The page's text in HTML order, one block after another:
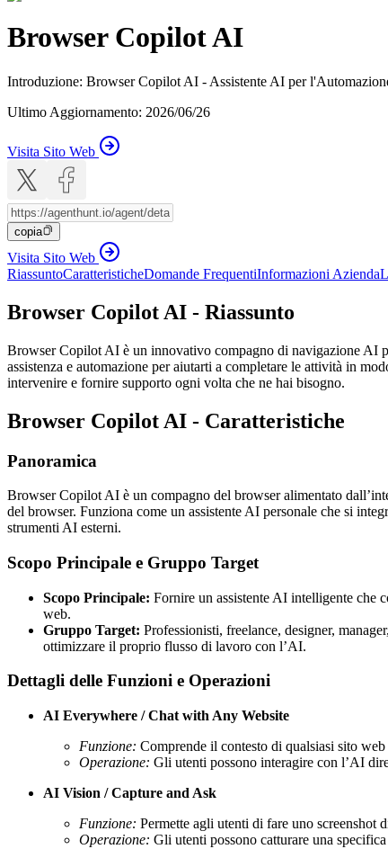
Browser Copilot AI
Introduzione: Browser Copilot AI - Assistente AI per
Ultimo Aggiornamento: 2026/06/26
Visita Sito Web
copia
Visita Sito Web
RiassuntoCaratteristicheDomande FrequentiInformazioni Azienda
Browser Copilot AI - Riassunto
Browser Copilot AI è un innovativo compagno di navigazione AI
assistenza e automazione per aiutarti a completare le attività in
intervenire e fornire supporto ogni volta che ne hai bisogno.
Browser Copilot AI - Caratteristiche
Panoramica
Browser Copilot AI è un compagno del browser alimentato
del browser. Funziona come un assistente AI personale che si
strumenti AI esterni.
Scopo Principale e Gruppo Target
Scopo Principale: Fornire un assistente AI intelligente che
web.
Gruppo Target: Professionisti, freelance, designer,
ottimizzare il proprio flusso di lavoro con l’AI.
Dettagli delle Funzioni e Operazioni
AI Everywhere / Chat with Any Website
Funzione: Comprende il contesto di qualsiasi sito
Operazione: Gli utenti possono interagire con l’AI
AI Vision / Capture and Ask
Funzione: Permette agli utenti di fare uno screenshot
Operazione: Gli utenti possono catturare una